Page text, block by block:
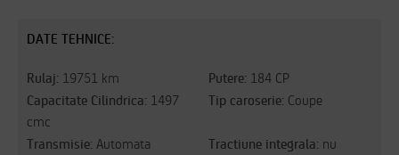
DATE TEHNICE:
Rulaj: 19751 km Putere: 184 CP
Capacitate Cilindrica: 1497
cmc
Tip caroserie: Coupe
Transmisie: Automata Tractiune integrala: nu